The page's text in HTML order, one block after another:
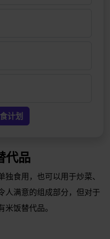
计划
代品
食用，也可以用于炒菜、
人满意的组成部分，但对于
饭替代品。